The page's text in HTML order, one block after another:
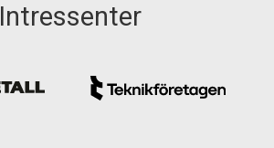
Intressenter